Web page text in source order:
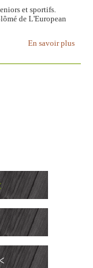
et sportifs.
de L'European
En savoir plus